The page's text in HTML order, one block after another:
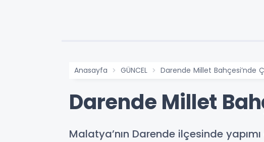
Anasayfa GÜNCEL Darende Millet Bahçesi’nde
Darende Millet
Malatya’nın Darende ilçesinde